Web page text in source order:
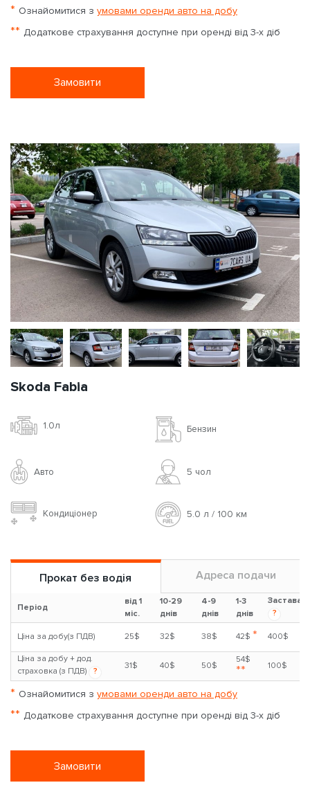
* Ознайомитися з умовами оренди авто на добу
** Додаткове страхування доступне при оренді від 3-х діб
Замовити
Skoda Fabia
1.0л Бензин
Авто 5 чoл
Кондиціонер 5.0 л / 100 км
Прокат без водія Адреса подачи
Період
від 1
міс.
10-29
днів
4-9
днів
1-3
днів
Застава
?
Ціна за добу(з ПДВ) 25$ 32$ 38$ 42$ * 400$
Ціна за добу + дод.
страховка (з ПДВ)
?
31$ 40$ 50$
54$
** 100$
* Ознайомитися з умовами оренди авто на добу
** Додаткове страхування доступне при оренді від 3-х діб
Замовити